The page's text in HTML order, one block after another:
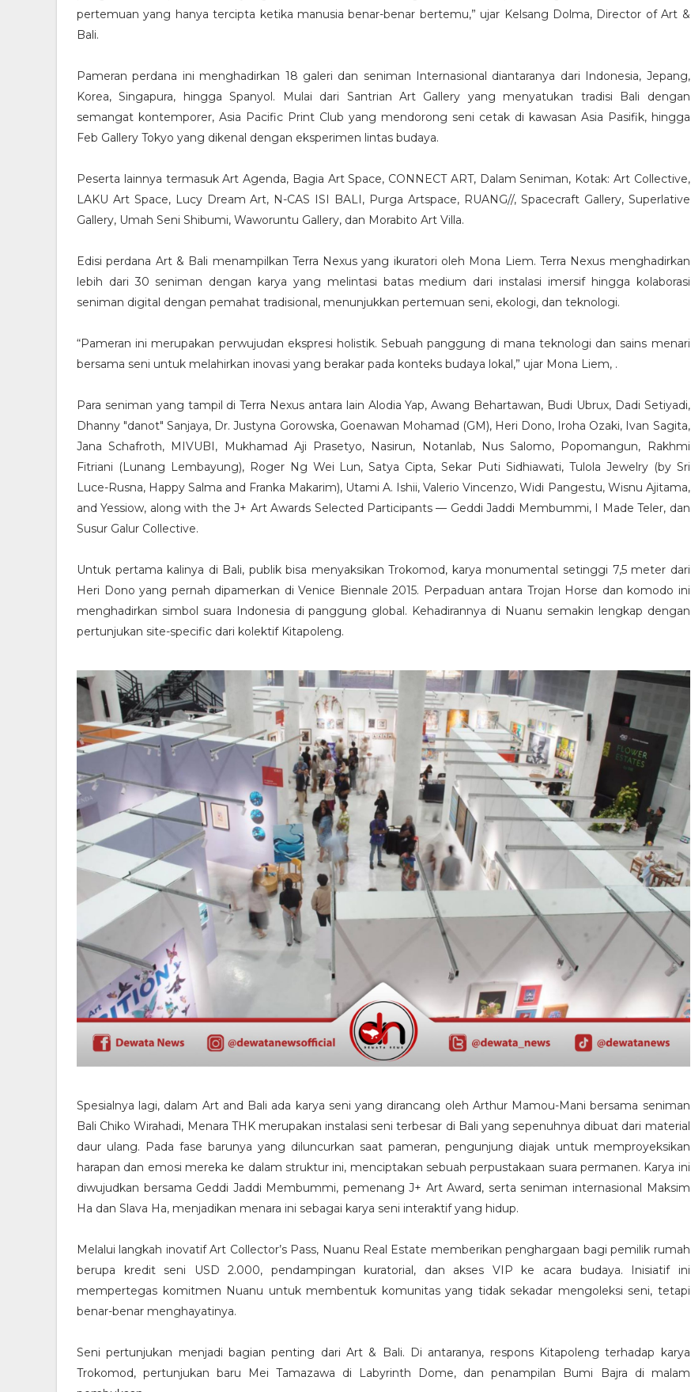
pertemuan yang hanya tercipta ketika manusia benar-benar bertemu,” ujar Kelsang Dolma, Director of Art &
Bali.
Pameran perdana ini menghadirkan 18 galeri dan seniman Internasional diantaranya dari Indonesia, Jepang,
Korea, Singapura, hingga Spanyol. Mulai dari Santrian Art Gallery yang menyatukan tradisi Bali dengan
semangat kontemporer, Asia Pacific Print Club yang mendorong seni cetak di kawasan Asia Pasifik, hingga
Feb Gallery Tokyo yang dikenal dengan eksperimen lintas budaya.
Peserta lainnya termasuk Art Agenda, Bagia Art Space, CONNECT ART, Dalam Seniman, Kotak: Art Collective,
LAKU Art Space, Lucy Dream Art, N-CAS ISI BALI, Purga Artspace, RUANG//, Spacecraft Gallery, Superlative
Gallery, Umah Seni Shibumi, Waworuntu Gallery, dan Morabito Art Villa.
Edisi perdana Art & Bali menampilkan Terra Nexus yang ikuratori oleh Mona Liem. Terra Nexus menghadirkan
lebih dari 30 seniman dengan karya yang melintasi batas medium dari instalasi imersif hingga kolaborasi
seniman digital dengan pemahat tradisional, menunjukkan pertemuan seni, ekologi, dan teknologi.
“Pameran ini merupakan perwujudan ekspresi holistik. Sebuah panggung di mana teknologi dan sains menari
bersama seni untuk melahirkan inovasi yang berakar pada konteks budaya lokal,” ujar Mona Liem, .
Para seniman yang tampil di Terra Nexus antara lain Alodia Yap, Awang Behartawan, Budi Ubrux, Dadi Setiyadi,
Dhanny "danot" Sanjaya, Dr. Justyna Gorowska, Goenawan Mohamad (GM), Heri Dono, Iroha Ozaki, Ivan Sagita,
Jana Schafroth, MIVUBI, Mukhamad Aji Prasetyo, Nasirun, Notanlab, Nus Salomo, Popomangun, Rakhmi
Fitriani (Lunang Lembayung), Roger Ng Wei Lun, Satya Cipta, Sekar Puti Sidhiawati, Tulola Jewelry (by Sri
Luce-Rusna, Happy Salma and Franka Makarim), Utami A. Ishii, Valerio Vincenzo, Widi Pangestu, Wisnu Ajitama,
and Yessiow, along with the J+ Art Awards Selected Participants — Geddi Jaddi Membummi, I Made Teler, dan
Susur Galur Collective.
Untuk pertama kalinya di Bali, publik bisa menyaksikan Trokomod, karya monumental setinggi 7,5 meter dari
Heri Dono yang pernah dipamerkan di Venice Biennale 2015. Perpaduan antara Trojan Horse dan komodo ini
menghadirkan simbol suara Indonesia di panggung global. Kehadirannya di Nuanu semakin lengkap dengan
pertunjukan site-specific dari kolektif Kitapoleng.
Spesialnya lagi, dalam Art and Bali ada karya seni yang dirancang oleh Arthur Mamou-Mani bersama seniman
Bali Chiko Wirahadi, Menara THK merupakan instalasi seni terbesar di Bali yang sepenuhnya dibuat dari material
daur ulang. Pada fase barunya yang diluncurkan saat pameran, pengunjung diajak untuk memproyeksikan
harapan dan emosi mereka ke dalam struktur ini, menciptakan sebuah perpustakaan suara permanen. Karya ini
diwujudkan bersama Geddi Jaddi Membummi, pemenang J+ Art Award, serta seniman internasional Maksim
Ha dan Slava Ha, menjadikan menara ini sebagai karya seni interaktif yang hidup.
Melalui langkah inovatif Art Collector’s Pass, Nuanu Real Estate memberikan penghargaan bagi pemilik rumah
berupa kredit seni USD 2.000, pendampingan kuratorial, dan akses VIP ke acara budaya. Inisiatif ini
mempertegas komitmen Nuanu untuk membentuk komunitas yang tidak sekadar mengoleksi seni, tetapi
benar-benar menghayatinya.
Seni pertunjukan menjadi bagian penting dari Art & Bali. Di antaranya, respons Kitapoleng terhadap karya
Trokomod, pertunjukan baru Mei Tamazawa di Labyrinth Dome, dan penampilan Bumi Bajra di malam